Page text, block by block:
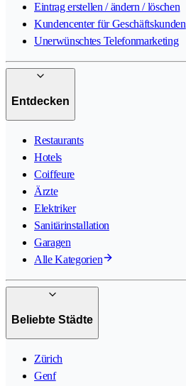
Eintrag erstellen / ändern / löschen
Kundencenter für Geschäftskunden
Unerwünschtes Telefonmarketing
Entdecken
Restaurants
Hotels
Coiffeure
Ärzte
Elektriker
Sanitärinstallation
Garagen
Alle Kategorien
Beliebte Städte
Zürich
Genf